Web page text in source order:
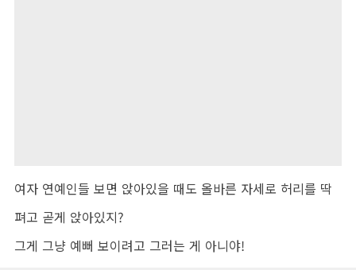
여자 연예인들 보면 앉아있을 때도 올바른 자세로 허리를 딱
펴고 곧게 앉아있지?
그게 그냥 예뻐 보이려고 그러는 게 아니야!